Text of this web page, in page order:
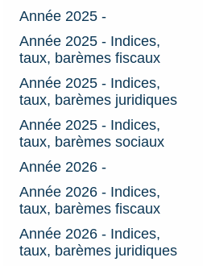
Année 2025 -
Année 2025 - Indices,
taux, barèmes fiscaux
Année 2025 - Indices,
taux, barèmes juridiques
Année 2025 - Indices,
taux, barèmes sociaux
Année 2026 -
Année 2026 - Indices,
taux, barèmes fiscaux
Année 2026 - Indices,
taux, barèmes juridiques